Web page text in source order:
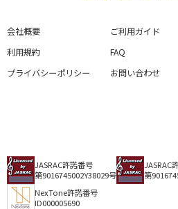
会社概要
利用規約
プライバシーポリシー
ご利用ガイド
FAQ
お問い合わせ
JASRAC許諾番号
第9016745002Y38029号
JASRAC
第
NexTone許諾番号
ID000005690